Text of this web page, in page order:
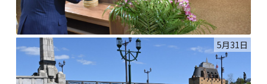
5月31日